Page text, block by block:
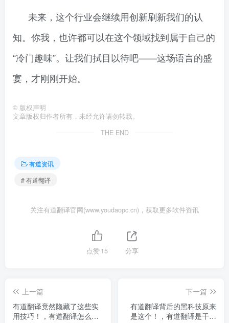
未来，这个行业会继续用创新刷新我们的认
知。你我，也许都可以在这个领域找到属于自己的
“冷门趣味”。让我们拭目以待吧——这场语言的盛
宴，才刚刚开始。
© 版权声明
文章版权归作者所有，未经允许请勿转载。
THE END
有道资讯
# 有道翻译
关注有道翻译官网(www.youdaopc.cn)，获取更多软件资讯
点赞15 分享
上一篇
有道翻译竟然隐藏了这些实
用技巧！，有道翻译怎么读
下一篇
有道翻译背后的黑科技原来
是这个！，有道翻译是干嘛